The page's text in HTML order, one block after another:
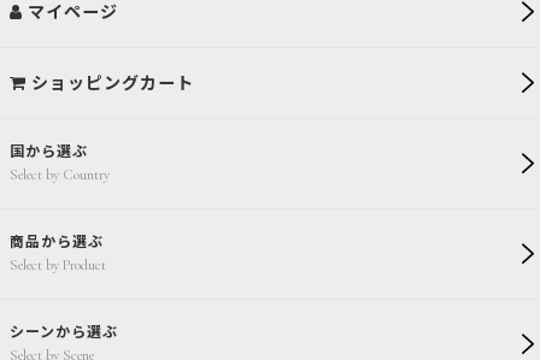
国から選ぶ
Select by Country
商品から選ぶ
Select by Product
シーンから選ぶ
Select by Scene
マイページ
ショッピングカート